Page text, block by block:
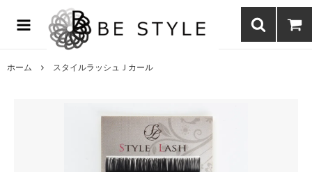
まつげエクステ商材の通販・まつげパーマ・ボディジュエリーなどまつ
げ商材・美容商材の通販｜BE STYLE beauty shop
ホーム スタイルラッシュＪカール